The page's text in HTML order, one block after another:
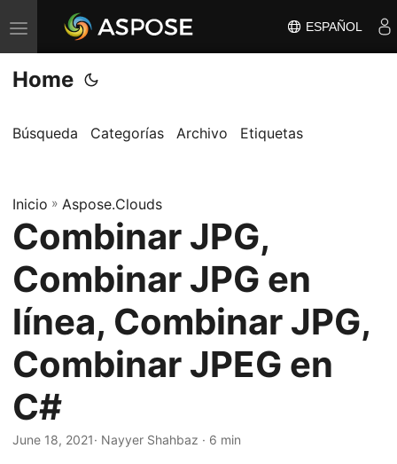
A
l
t
r
r
n
a
v
a
c
i
ESPAÑOL
Home
Búsqueda Categorías Archivo Etiquetas
Inicio » Aspose.Clouds
Combinar JPG,
Combinar JPG en
línea, Combinar JPG,
Combinar JPEG en
C#
June 18, 2021· Nayyer Shahbaz · 6 min